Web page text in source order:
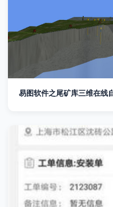
易图软件之尾矿库三维在线